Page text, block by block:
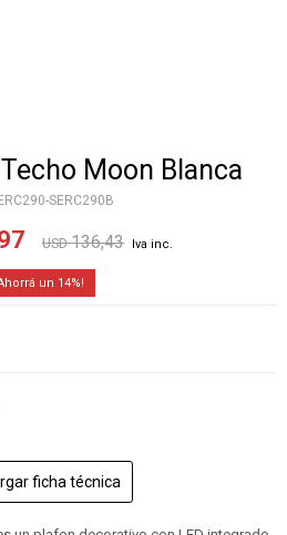
Moon Blanca
SERC290B
USD 136,43
14
ficha técnica